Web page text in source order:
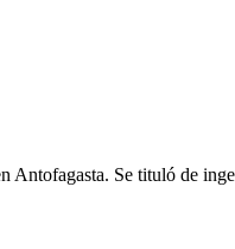
Antofagasta. Se tituló de